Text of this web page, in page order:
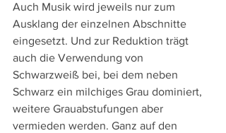
Auch Musik wird jeweils nur zum
Ausklang der einzelnen Abschnitte
eingesetzt. Und zur Reduktion trägt
auch die Verwendung von
Schwarzweiß bei, bei dem neben
Schwarz ein milchiges Grau dominiert,
weitere Grauabstufungen aber
vermieden werden. Ganz auf den